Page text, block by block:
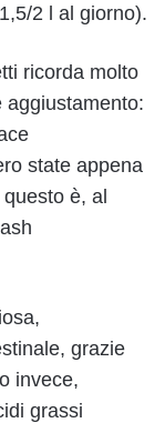
2 l al giorno).
ricorda molto
aggiustamento:
state appena
è, al
grazie
invece,
grassi